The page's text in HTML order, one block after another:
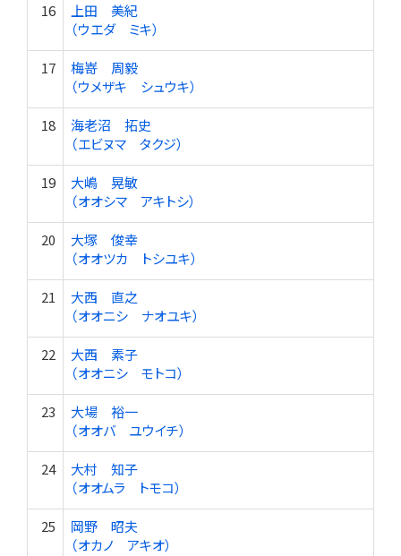
16
上田 美紀
（ウエダ ミキ）
17
梅嵜 周毅
（ウメザキ シュウキ）
18
海老沼 拓史
（エビヌマ タクジ）
19
大嶋 晃敏
（オオシマ アキトシ）
20
大塚 俊幸
（オオツカ トシユキ）
21
大西 直之
（オオニシ ナオユキ）
22
大西 素子
（オオニシ モトコ）
23
大場 裕一
（オオバ ユウイチ）
24
大村 知子
（オオムラ トモコ）
25
岡野 昭夫
（オカノ アキオ）